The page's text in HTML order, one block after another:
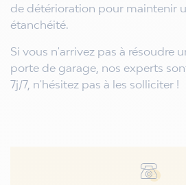
de détérioration pour maintenir
étanchéité.
Si vous n'arrivez pas à résoudre
porte de garage, nos experts
7j/7, n'hésitez pas à les solliciter !